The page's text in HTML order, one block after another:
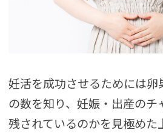
妊活を成功させるためには
の数を知り、妊娠・出産の
残されているのかを見極めた